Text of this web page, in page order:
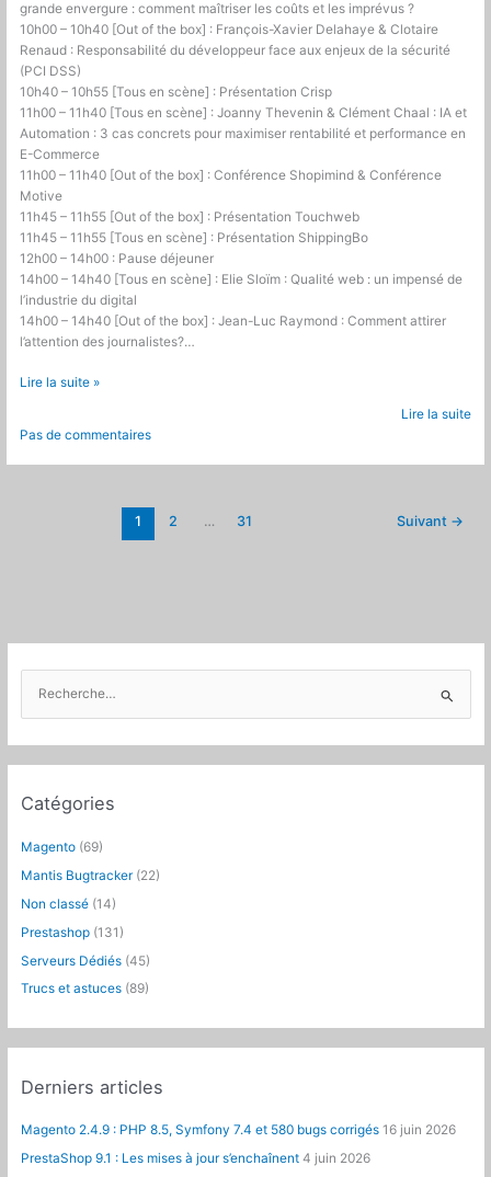
grande envergure : comment maîtriser les coûts et les imprévus ?
10h00 – 10h40 [Out of the box] : François-Xavier Delahaye & Clotaire
Renaud : Responsabilité du développeur face aux enjeux de la sécurité
(PCI DSS)
10h40 – 10h55 [Tous en scène] : Présentation Crisp
11h00 – 11h40 [Tous en scène] : Joanny Thevenin & Clément Chaal : IA et
Automation : 3 cas concrets pour maximiser rentabilité et performance en
E-Commerce
11h00 – 11h40 [Out of the box] : Conférence Shopimind & Conférence
Motive
11h45 – 11h55 [Out of the box] : Présentation Touchweb
11h45 – 11h55 [Tous en scène] : Présentation ShippingBo
12h00 – 14h00 : Pause déjeuner
14h00 – 14h40 [Tous en scène] : Elie Sloïm : Qualité web : un impensé de
l’industrie du digital
14h00 – 14h40 [Out of the box] : Jean-Luc Raymond : Comment attirer
l’attention des journalistes?…
Fop
à
Paris
Lire la suite »
Lire la suite
Pas de commentaires
1 2 … 31 Suivant →
r
e
r
:
Catégories
Magento (69)
Mantis Bugtracker (22)
Non classé (14)
Prestashop (131)
Serveurs Dédiés (45)
Trucs et astuces (89)
Derniers articles
Magento 2.4.9 : PHP 8.5, Symfony 7.4 et 580 bugs corrigés 16 juin 2026
PrestaShop 9.1 : Les mises à jour s’enchaînent 4 juin 2026